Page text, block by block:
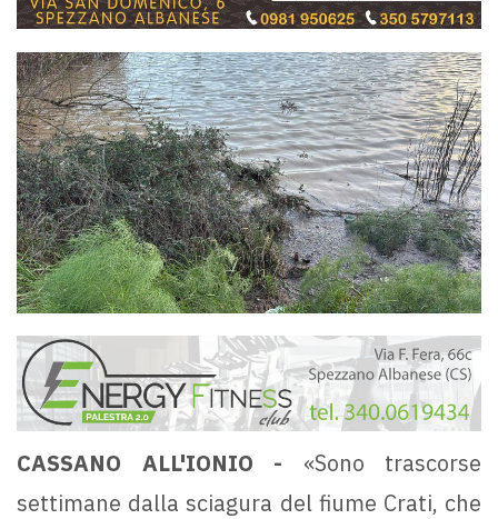
CASSANO ALL'IONIO - «Sono trascorse
settimane dalla sciagura del fiume Crati, che